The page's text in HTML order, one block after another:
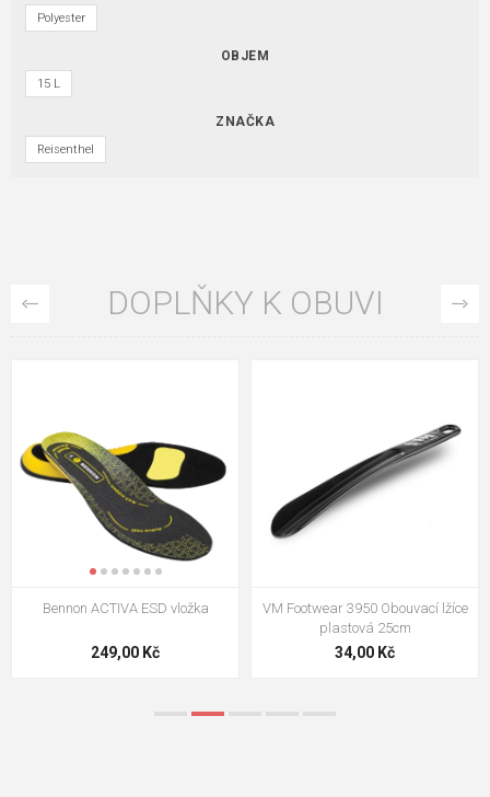
Polyester
OBJEM
15 L
ZNAČKA
Reisenthel
DOPLŇKY K OBUVI
VM Footwear 3009 Vkládací stélka
124,00 Kč
VM Footwear 3102 Tkaničky
ploché
18,70 Kč